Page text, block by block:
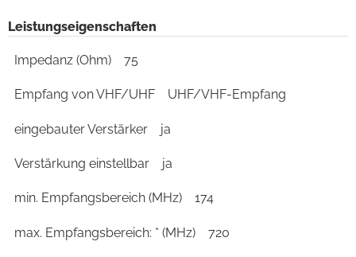
Leistungseigenschaften
Impedanz (Ohm) 75
Empfang von VHF/UHF UHF/VHF-Empfang
eingebauter Verstärker ja
Verstärkung einstellbar ja
min. Empfangsbereich (MHz) 174
max. Empfangsbereich: * (MHz) 720